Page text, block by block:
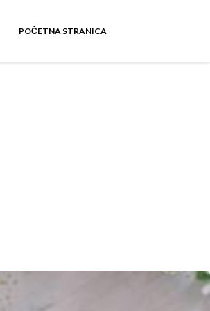
POČETNA STRANICA